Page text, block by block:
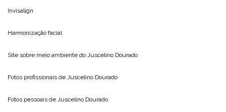
Invisalign
Harmonização facial
Site sobre meio ambiente do Juscelino Dourado
Fotos profissionais de Juscelino Dourado
Fotos pessoais de Juscelino Dourado